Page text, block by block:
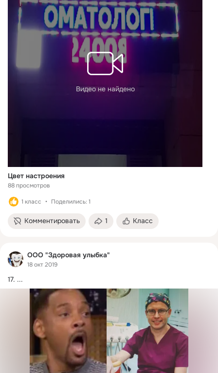
Видео не найдено
Цвет настроения
88 просмотров
1 класс Поделились: 1
Комментировать 1 Класс
ООО "Здоровая улыбка"
18 окт 2019
17. ...